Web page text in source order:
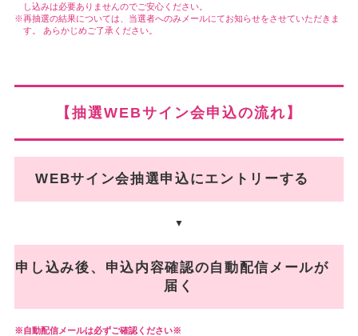
し込みは必要ありませんのでご安心ください。
再抽選の結果については、当選者へのみメールにてお知らせをさせていただきま
す。 あらかじめご了承ください。
【抽選WEBサイン会申込の流れ】
WEBサイン会抽選申込にエントリーする
▼
申し込み後、申込内容確認の自動配信メールが
届く
自動配信メールは必ずご確認ください※